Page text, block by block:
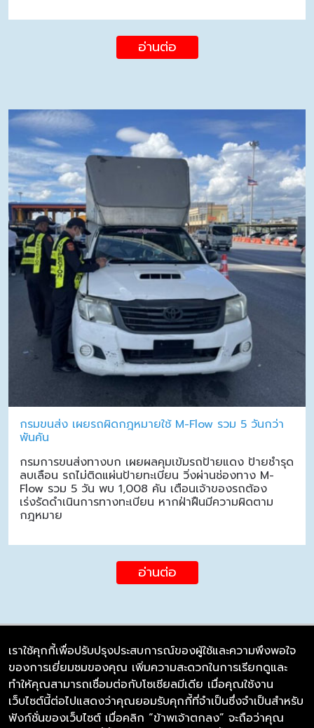
อ่านต่อ
กรมขนส่ง เผยรถผิดกฎหมายใช้ M-Flow รวม 5 วันกว่า
พันคัน
กรมการขนส่งทางบก เผยผลคุมเข้มรถป้ายแดง ป้ายชำรุด
ลบเลือน รถไม่ติดแผ่นป้ายทะเบียน วิ่งผ่านช่องทาง M-
Flow รวม 5 วัน พบ 1,008 คัน เตือนเจ้าของรถต้อง
เร่งรัดดำเนินการทางทะเบียน หากฝ่าฝืนมีความผิดตาม
กฎหมาย
อ่านต่อ
บริษัท ซิมลิงค์ จำกัด
98/226 Bangrakyai-Baanmai Road,
Bangyai, Nonthaburi 11140
เราใช้คุกกี้เพื่อปรับปรุงประสบการณ์ของผู้ใช้และความพึงพอใจ
ของการเยี่ยมชมของคุณ เพิ่มความสะดวกในการเรียกดูและ
ทำให้คุณสามารถเชื่อมต่อกับโซเชียลมีเดีย เมื่อคุณใช้งาน
เว็บไซต์นี้ต่อไปแสดงว่าคุณยอมรับคุกกี้ที่จำเป็นซึ่งจำเป็นสำหรับ
ฟังก์ชั่นของเว็บไซต์ เมื่อคลิก “ข้าพเจ้าตกลง” จะถือว่าคุณ